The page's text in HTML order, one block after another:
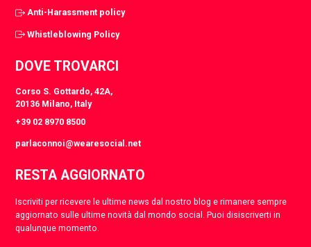
Anti-Harassment policy
Whistleblowing Policy
DOVE TROVARCI
Corso S. Gottardo, 42A,
20136 Milano, Italy
+39 02 8970 8500
parlaconnoi@wearesocial.net
RESTA AGGIORNATO
Iscriviti per ricevere le ultime news dal nostro blog e rimanere sempre
aggiornato sulle ultime novità dal mondo social. Puoi disiscriverti in
qualunque momento.